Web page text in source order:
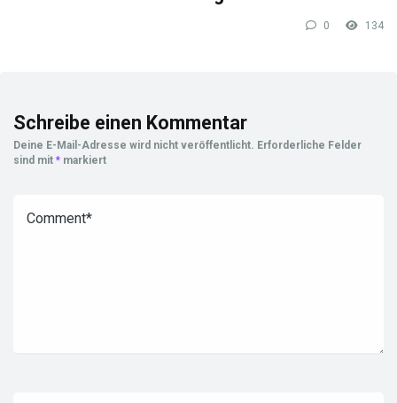
0 134
Schreibe einen Kommentar
Deine E-Mail-Adresse wird nicht veröffentlicht. Erforderliche Felder
sind mit * markiert